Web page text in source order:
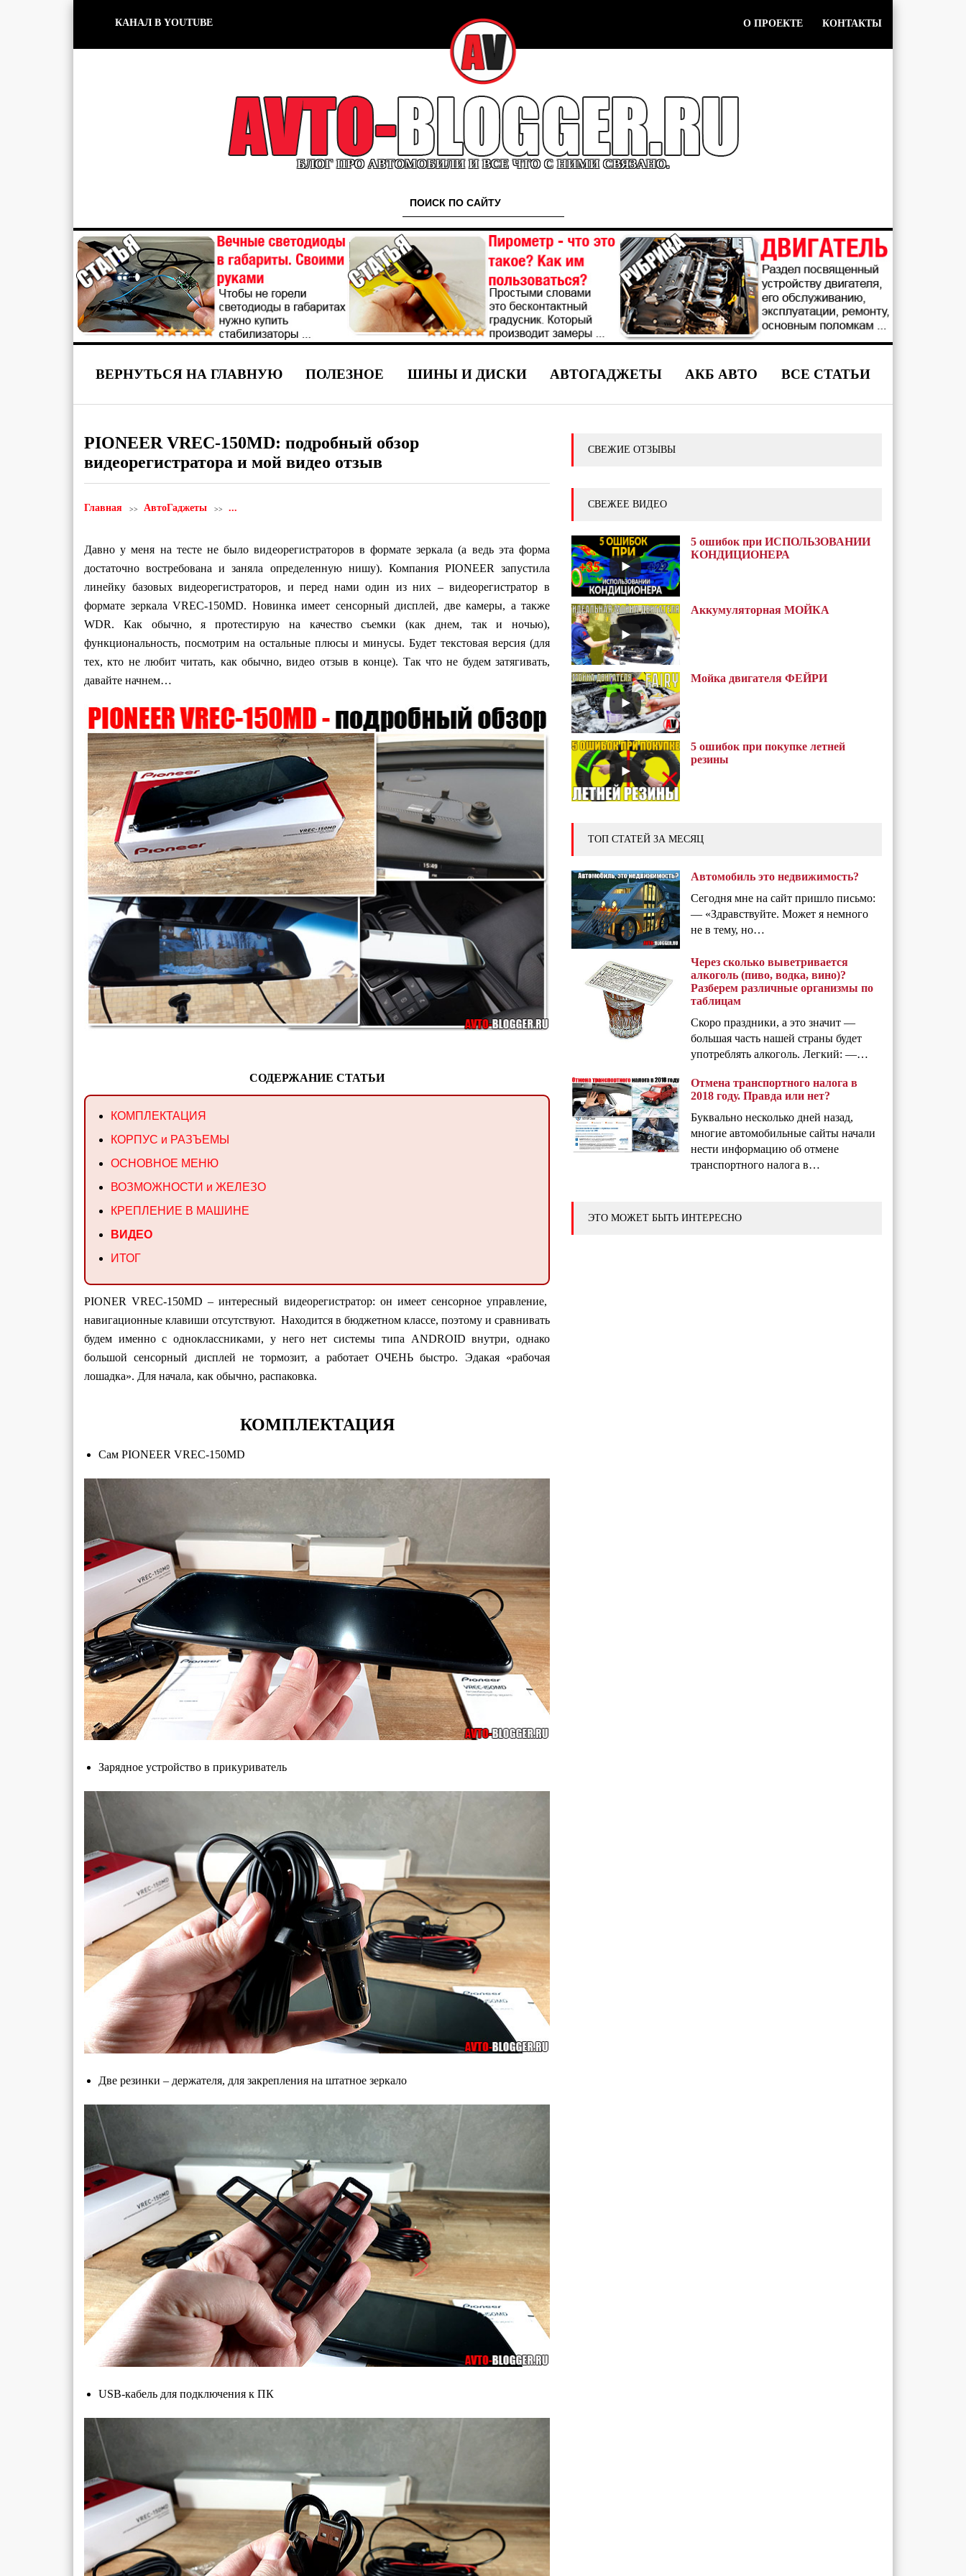
КАНАЛ В YOUTUBE О ПРОЕКТЕ КОНТАКТЫ
БЛОГ ПРО АВТОМОБИЛИ И ВСЕ ЧТО С НИМИ СВЯЗАНО.
ВЕРНУТЬСЯ НА ГЛАВНУЮ ПОЛЕЗНОЕ ШИНЫ И ДИСКИ АВТОГАДЖЕТЫ АКБ АВТО ВСЕ СТАТЬИ
PIONEER VREC-150MD: подробный обзор
видеорегистратора и мой видео отзыв
Главная АвтоГаджеты ...
Давно у меня на тесте не было видеорегистраторов в формате зеркала (а ведь эта форма
достаточно востребована и заняла определенную нишу). Компания PIONEER запустила
линейку базовых видеорегистраторов, и перед нами один из них – видеорегистратор в
формате зеркала VREC-150MD. Новинка имеет сенсорный дисплей, две камеры, а также
WDR. Как обычно, я протестирую на качество съемки (как днем, так и ночью),
функциональность, посмотрим на остальные плюсы и минусы. Будет текстовая версия (для
тех, кто не любит читать, как обычно, видео отзыв в конце). Так что не будем затягивать,
давайте начнем…
СОДЕРЖАНИЕ СТАТЬИ
КОМПЛЕКТАЦИЯ
КОРПУС и РАЗЪЕМЫ
ОСНОВНОЕ МЕНЮ
ВОЗМОЖНОСТИ и ЖЕЛЕЗО
КРЕПЛЕНИЕ В МАШИНЕ
ВИДЕО
ИТОГ
PIONER VREC-150MD – интересный видеорегистратор: он имеет сенсорное управление,
навигационные клавиши отсутствуют. Находится в бюджетном классе, поэтому и сравнивать
будем именно с одноклассниками, у него нет системы типа ANDROID внутри, однако
большой сенсорный дисплей не тормозит, а работает ОЧЕНЬ быстро. Эдакая «рабочая
лошадка». Для начала, как обычно, распаковка.
КОМПЛЕКТАЦИЯ
Сам PIONEER VREC-150MD
Зарядное устройство в прикуриватель
Две резинки – держателя, для закрепления на штатное зеркало
USB-кабель для подключения к ПК
СВЕЖИЕ ОТЗЫВЫ
СВЕЖЕЕ ВИДЕО
5 ошибок при ИСПОЛЬЗОВАНИИ
КОНДИЦИОНЕРА
Аккумуляторная МОЙКА
Мойка двигателя ФЕЙРИ
5 ошибок при покупке летней
резины
ТОП СТАТЕЙ ЗА МЕСЯЦ
Автомобиль это недвижимость?
Сегодня мне на сайт пришло письмо:
— «Здравствуйте. Может я немного
не в тему, но…
Через сколько выветривается
алкоголь (пиво, водка, вино)?
Разберем различные организмы по
таблицам
Скоро праздники, а это значит —
большая часть нашей страны будет
употреблять алкоголь. Легкий: —…
Отмена транспортного налога в
2018 году. Правда или нет?
Буквально несколько дней назад,
многие автомобильные сайты начали
нести информацию об отмене
транспортного налога в…
ЭТО МОЖЕТ БЫТЬ ИНТЕРЕСНО